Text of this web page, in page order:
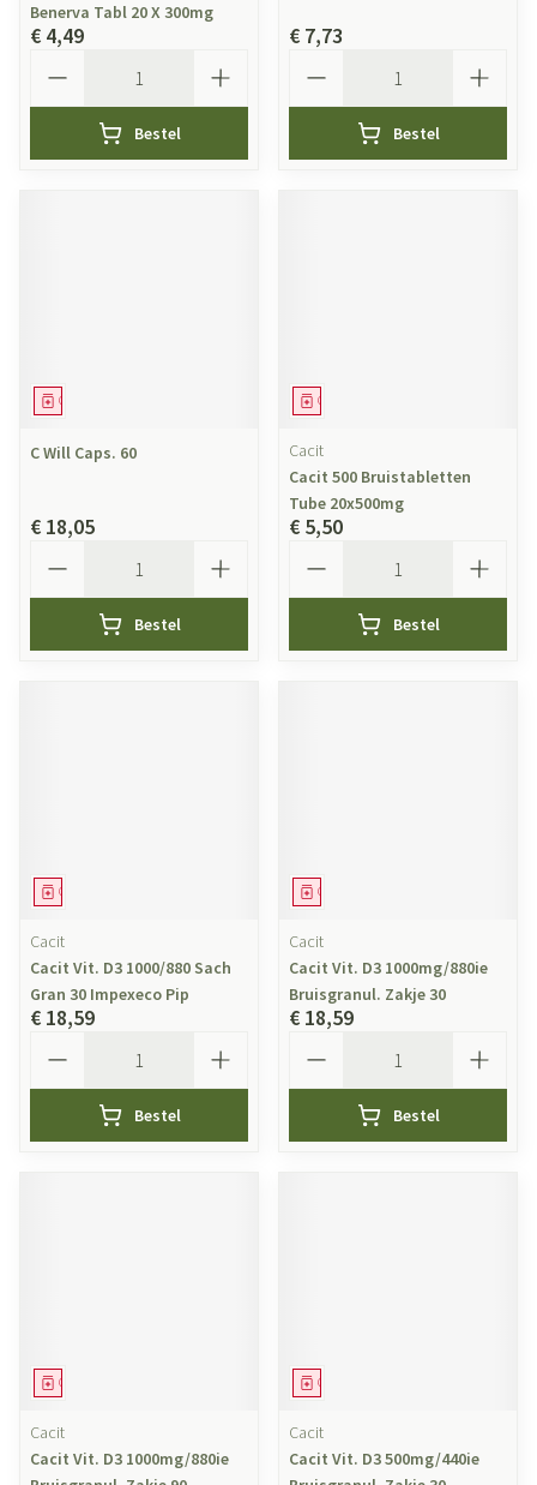
Benerva Tabl 20 X 300mg
€ 4,49
Bestel
€ 7,73
Bestel
Geneesmiddel
C Will Caps. 60
€ 18,05
Bestel
Geneesmiddel
Cacit
Cacit 500 Bruistabletten
Tube 20x500mg
€ 5,50
Bestel
Geneesmiddel
Cacit
Cacit Vit. D3 1000/880 Sach
Gran 30 Impexeco Pip
€ 18,59
Bestel
Geneesmiddel
Cacit
Cacit Vit. D3 1000mg/880ie
Bruisgranul. Zakje 30
€ 18,59
Bestel
Geneesmiddel
Cacit
Cacit Vit. D3 1000mg/880ie
Geneesmiddel
Cacit
Cacit Vit. D3 500mg/440ie